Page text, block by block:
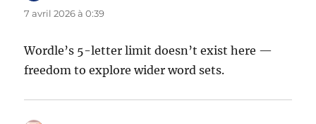
7 avril 2026 à 0:39
Wordle’s 5-letter limit doesn’t exist here —
freedom to explore wider word sets.